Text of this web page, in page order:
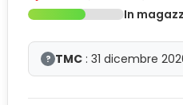
In
? TMC : 31 dicembre